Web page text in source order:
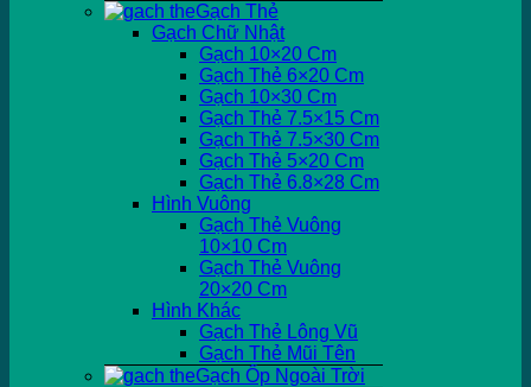
Gạch Thẻ
Gạch Chữ Nhật
Gạch 10×20 Cm
Gạch Thẻ 6×20 Cm
Gạch 10×30 Cm
Gạch Thẻ 7.5×15 Cm
Gạch Thẻ 7.5×30 Cm
Gạch Thẻ 5×20 Cm
Gạch Thẻ 6.8×28 Cm
Hình Vuông
Gạch Thẻ Vuông
10×10 Cm
Gạch Thẻ Vuông
20×20 Cm
Hình Khác
Gạch Thẻ Lông Vũ
Gạch Thẻ Mũi Tên
Gạch Ốp Ngoài Trời